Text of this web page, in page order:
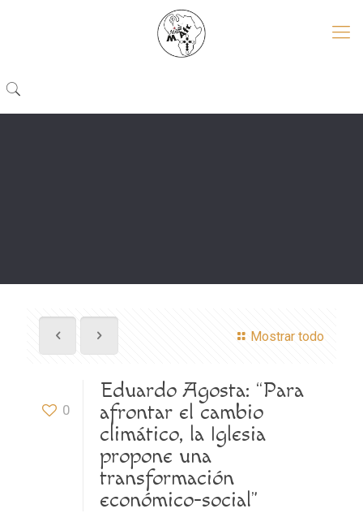
Mostrar todo
0
Eduardo Agosta: “Para
afrontar el cambio
climático, la Iglesia
propone una
transformación
económico-social”